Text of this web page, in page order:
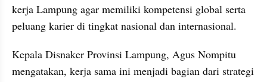
kerja Lampung agar memiliki kompetensi global serta
peluang karier di tingkat nasional dan internasional.
Kepala Disnaker Provinsi Lampung, Agus Nompitu
mengatakan, kerja sama ini menjadi bagian dari strategi